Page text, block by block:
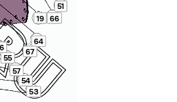
19
51
53
54
55
57
64
66
67